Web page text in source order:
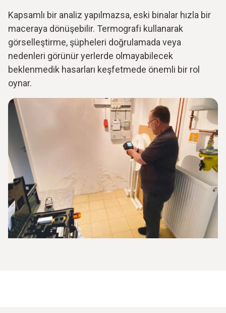
Kapsamlı bir analiz yapılmazsa, eski binalar hızla bir
maceraya dönüşebilir. Termografi kullanarak
görselleştirme, şüpheleri doğrulamada veya
nedenleri görünür yerlerde olmayabilecek
beklenmedik hasarları keşfetmede önemli bir rol
oynar.